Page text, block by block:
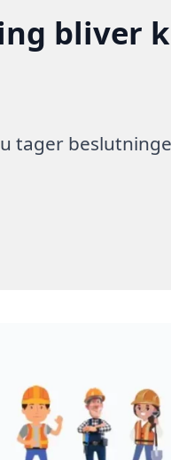
bliver
tager